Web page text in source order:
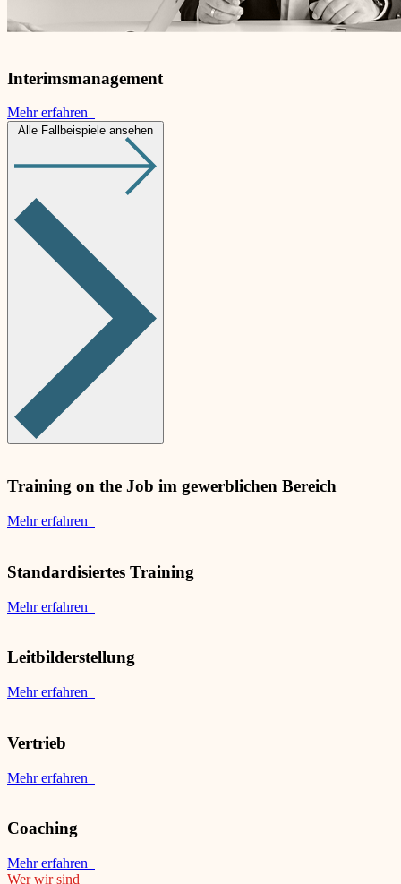
Interimsmanagement
Mehr erfahren
Alle Fallbeispiele ansehen
Training on the Job im gewerblichen Bereich
Mehr erfahren
Standardisiertes Training
Mehr erfahren
Leitbilderstellung
Mehr erfahren
Vertrieb
Mehr erfahren
Coaching
Mehr erfahren
Wer wir sind